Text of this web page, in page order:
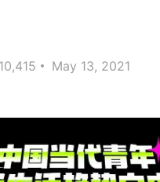
10,415 May 13, 2021